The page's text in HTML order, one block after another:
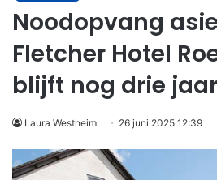
Noodopvang
Fletcher Hotel
blijft nog drie
Laura Westheim 26 juni 2025 12:39